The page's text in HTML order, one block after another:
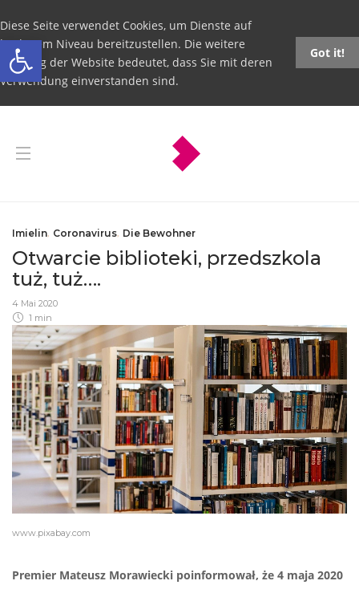
Open toolbar
Diese Seite verwendet Cookies, um Dienste auf
höchstem Niveau bereitzustellen. Die weitere
Nutzung der Website bedeutet, dass Sie mit deren
Verwendung einverstanden sind.
Got it!
Imielin, Coronavirus, Die Bewohner
Otwarcie biblioteki, przedszkola
tuż, tuż….
4 Mai 2020
1 min
www.pixabay.com
Premier Mateusz Morawiecki poinformował, że 4 maja 2020